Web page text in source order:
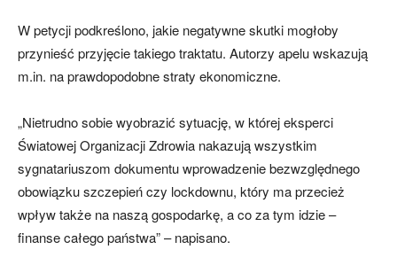
W petycji podkreślono, jakie negatywne skutki mogłoby
przynieść przyjęcie takiego traktatu. Autorzy apelu wskazują
m.in. na prawdopodobne straty ekonomiczne.
„Nietrudno sobie wyobrazić sytuację, w której eksperci
Światowej Organizacji Zdrowia nakazują wszystkim
sygnatariuszom dokumentu wprowadzenie bezwzględnego
obowiązku szczepień czy lockdownu, który ma przecież
wpływ także na naszą gospodarkę, a co za tym idzie –
finanse całego państwa” – napisano.